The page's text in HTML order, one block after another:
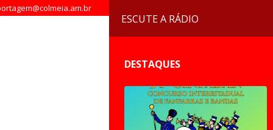
ESCUTE A RÁDIO
DESTAQUES